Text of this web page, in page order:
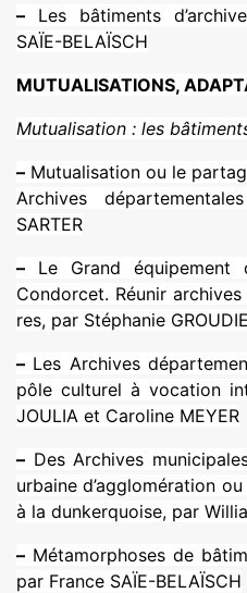
– Les bâti­ments
SAÏE-BELAÏSCH
MUTUALISATIONS,
Mutualisation : les
– Mutualisation ou le
Archives
SARTER
– Le Grand équipement
Condorcet. Réunir
res, par Stéphanie
– Les Archives
pôle cultu­rel à voca­tion
JOULIA et Caroline MEYER
– Des Archives
urbaine d’agglo­mé­ra­tion
à la dun­ker­quoise, par
– Métamorphoses de
par France SAÏE-BELAÏSCH